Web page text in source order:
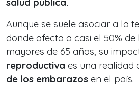
Aunque se suele asociar a la
donde afecta a casi el 50% de
mayores de 65 años, su
reproductiva es una realidad
de los embarazos en el país.